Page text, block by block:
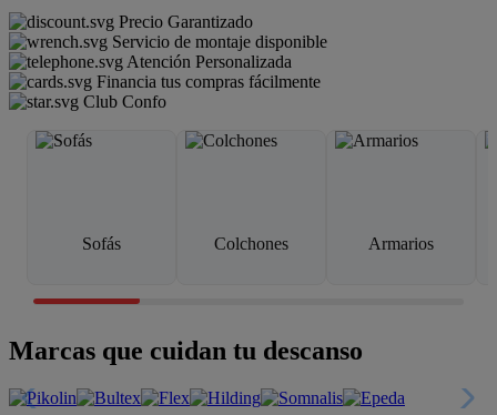
Precio Garantizado
Servicio de montaje disponible
Atención Personalizada
Financia tus compras fácilmente
Club Confo
Sofás Colchones Armarios
Marcas que cuidan tu descanso